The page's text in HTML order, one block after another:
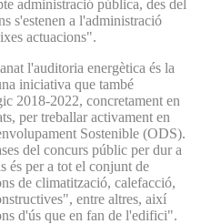
administració pública, des del
s'estenen a l'administració
actuacions".
l'auditoria energètica és la
iniciativa que també
2018-2022, concretament en
per treballar activament en
Sostenible (ODS).
del concurs públic per dur a
és per a tot el conjunt de
de climatització, calefacció,
entre altres, així
d'ús que en fan de l'edifici".